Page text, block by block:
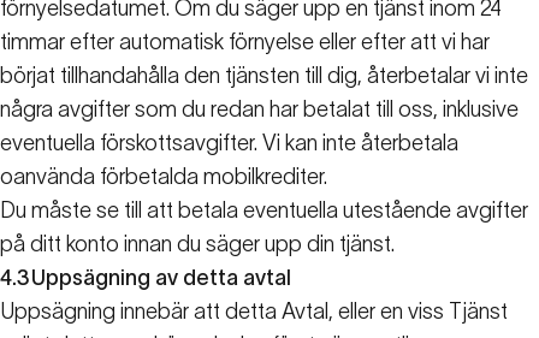
förnyelsedatumet. Om du säger upp en tjänst inom 24
timmar efter automatisk förnyelse eller efter att vi har
börjat tillhandahålla den tjänsten till dig, återbetalar vi inte
några avgifter som du redan har betalat till oss, inklusive
eventuella förskottsavgifter. Vi kan inte återbetala
oanvända förbetalda mobilkrediter.
Du måste se till att betala eventuella utestående avgifter
på ditt konto innan du säger upp din tjänst.
4.3Uppsägning av detta avtal
Uppsägning innebär att detta Avtal, eller en viss Tjänst